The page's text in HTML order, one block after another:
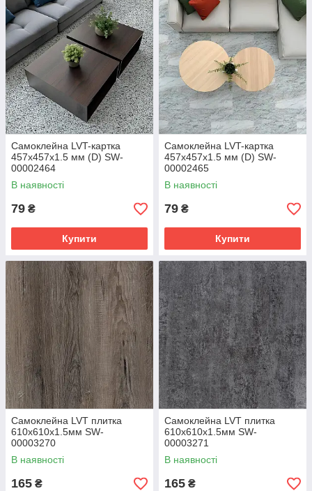
Самоклейна LVT-картка
457х457х1.5 мм (D) SW-
00002464
В наявності
79 ₴
Купити
Самоклейна LVT-картка
457х457х1.5 мм (D) SW-
00002465
В наявності
79 ₴
Купити
Самоклейна LVT плитка
610х610х1.5мм SW-
00003270
В наявності
165 ₴
Самоклейна LVT плитка
610х610х1.5мм SW-
00003271
В наявності
165 ₴